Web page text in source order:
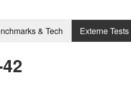
& Tech Externe Tests